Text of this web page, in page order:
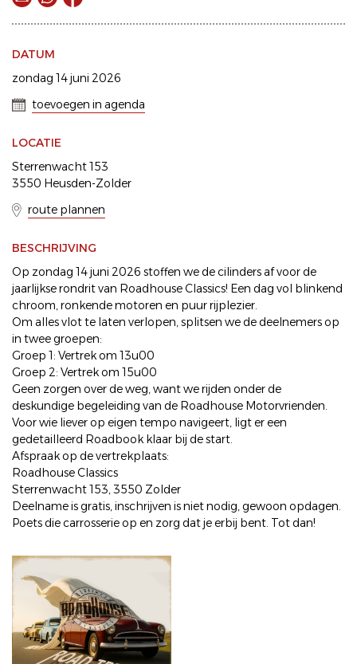
DATUM
zondag 14 juni 2026
toevoegen in agenda
LOCATIE
Sterrenwacht 153
3550 Heusden-Zolder
route plannen
BESCHRIJVING
Op zondag 14 juni 2026 stoffen we de cilinders af voor de
jaarlijkse rondrit van Roadhouse Classics! Een dag vol blinkend
chroom, ronkende motoren en puur rijplezier.
Om alles vlot te laten verlopen, splitsen we de deelnemers op
in twee groepen:
Groep 1: Vertrek om 13u00
Groep 2: Vertrek om 15u00
Geen zorgen over de weg, want we rijden onder de
deskundige begeleiding van de Roadhouse Motorvrienden.
Voor wie liever op eigen tempo navigeert, ligt er een
gedetailleerd Roadbook klaar bij de start.
Afspraak op de vertrekplaats:
Roadhouse Classics
Sterrenwacht 153, 3550 Zolder
Deelname is gratis, inschrijven is niet nodig, gewoon opdagen.
Poets die carrosserie op en zorg dat je erbij bent. Tot dan!